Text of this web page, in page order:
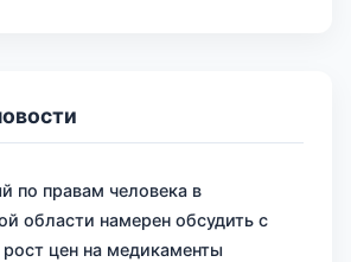
по правам человека в
области намерен обсудить с
рост цен на медикаменты